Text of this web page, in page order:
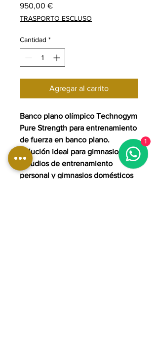
950,00 €Precio
TRASPORTO ESCLUSO
Cantidad *
Agregar al carrito
Banco plano olímpico Technogym
Pure Strength para entrenamiento
de fuerza en banco plano.
Solución ideal para gimnasios,
estudios de entrenamiento
personal y gimnasios domésticos
1